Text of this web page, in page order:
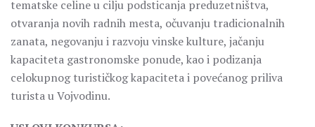
tematske celine u cilju podsticanja preduzetništva,
otvaranja novih radnih mesta, očuvanju tradicionalnih
zanata, negovanju i razvoju vinske kulture, jačanju
kapaciteta gastronomske ponude, kao i podizanja
celokupnog turističkog kapaciteta i povećanog priliva
turista u Vojvodinu.